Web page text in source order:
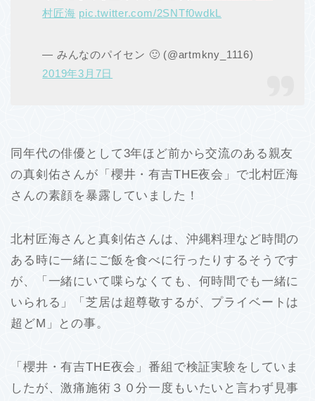
村匠海 pic.twitter.com/2SNTf0wdkL
— みんなのパイセン 🙂 (@artmkny_1116)
2019年3月7日
同年代の俳優として3年ほど前から交流のある親友
の真剣佑さんが「櫻井・有吉THE夜会」で北村匠海
さんの素顔を暴露していました！
北村匠海さんと真剣佑さんは、沖縄料理など時間の
ある時に一緒にご飯を食べに行ったりするそうです
が、「一緒にいて喋らなくても、何時間でも一緒に
いられる」「芝居は超尊敬するが、プライベートは
超どM」との事。
「櫻井・有吉THE夜会」番組で検証実験をしていま
したが、激痛施術３０分一度もいたいと言わず見事